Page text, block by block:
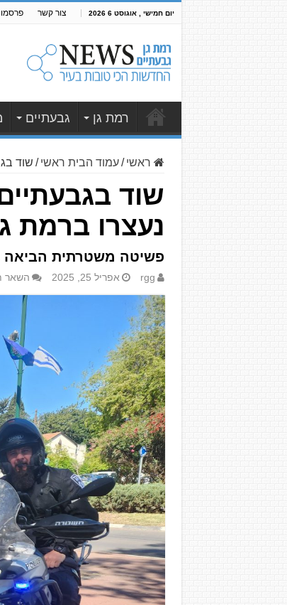
יום חמישי , אוגוסט 6 2026 צור קשר פרסמו
רמת גן גבעתיים
ראשי / עמוד הבית ראשי / שוד
נעצרו ברמת
פשיטה משטרתית הביאה
rgg אפריל 25, 2025 השאר